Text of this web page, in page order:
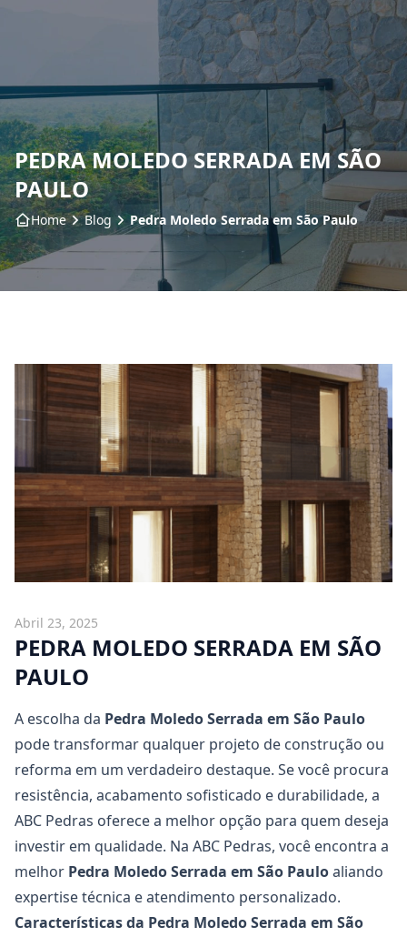
Home
Sobre nós
Produtos
Insumos
Blog
PEDRA MOLEDO SERRADA EM SÃO
PAULO
Home Blog Pedra Moledo Serrada em São Paulo
Abril 23, 2025
PEDRA MOLEDO SERRADA EM SÃO
PAULO
A escolha da Pedra Moledo Serrada em São Paulo
pode transformar qualquer projeto de construção ou
reforma em um verdadeiro destaque. Se você procura
resistência, acabamento sofisticado e durabilidade, a
ABC Pedras oferece a melhor opção para quem deseja
investir em qualidade. Na ABC Pedras, você encontra a
melhor Pedra Moledo Serrada em São Pauloaliando
expertise técnica e atendimento personalizado.
Características da Pedra Moledo Serrada em São